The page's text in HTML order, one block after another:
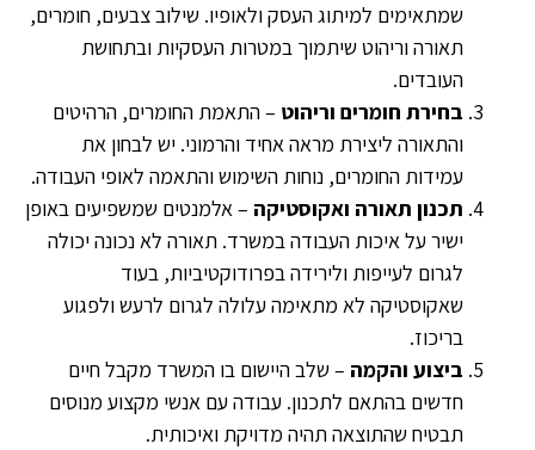
שמתאימים למיתוג העסק ולאופיו. שילוב צבעים, חומרים,
תאורה וריהוט שיתמוך במטרות העסקיות ובתחושת
העובדים.
בחירת חומרים וריהוט – התאמת החומרים, הרהיטים
והתאורה ליצירת מראה אחיד והרמוני. יש לבחון את
עמידות החומרים, נוחות השימוש והתאמה לאופי העבודה.
תכנון תאורה ואקוסטיקה – אלמנטים שמשפיעים באופן
ישיר על איכות העבודה במשרד. תאורה לא נכונה יכולה
לגרום לעייפות ולירידה בפרודוקטיביות, בעוד
שאקוסטיקה לא מתאימה עלולה לגרום לרעש ולפגוע
בריכוז.
ביצוע והקמה – שלב היישום בו המשרד מקבל חיים
חדשים בהתאם לתכנון. עבודה עם אנשי מקצוע מנוסים
תבטיח שהתוצאה תהיה מדויקת ואיכותית.